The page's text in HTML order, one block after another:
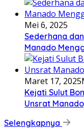
Mei 6, 2025
Sederhana
Manado
Maret 17, 2025
Kejati Sulut
Unsrat
Selengkapnya